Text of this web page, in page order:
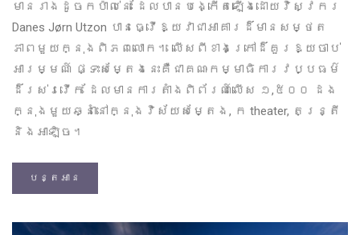
មានរាងដូចកប៉ាល់នេះ ដែលបានបង្កើតឡើងដោយវិស្វករ
Danes Jørn Utzon បានធ្វើឱ្យវាជាអាគារដ៏មានសម្ថត
ភាពមួយក្នុងពិភពលោក។ លើសពីខាងក្រៅដ៏គួរឱ្យចាប់
អារម្មណ៍ ផ្ទះសម្តែងនេះគឺជាគណៈកម្មាធិការ​វប្បធម៌
ដ៏រស់រវើក ដែលមានការតាំងពិព័រណ៍លើស ១,៥០០ ដង
ក្នុងមួយឆ្នាំនៅក្នុងវិស័យសម្តែង, ក theater, តន្ត្រី
និងអាឡិច។
បន្តអាន